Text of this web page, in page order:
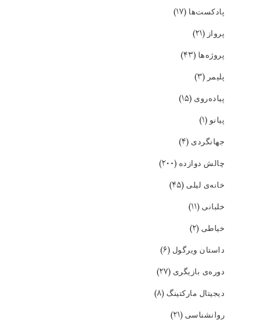
پادکست‌ها (۱۷)
پرواز (۲۱)
پروژه‌ها (۴۳)
پلیمر (۳)
پیاده‌روی (۱۵)
پیانو(۱)
جهانگردی (۴)
چالش دوازده (۲۰۰)
خانه‌ی لیلی (۴۵)
خلبانی (۱۱)
خیاطی (۲)
داستان ویرگول (۶)
دوره‌ی بازیگری (۲۷)
دیجیتال مارکتینگ (۸)
روانشناسی (۲۱)